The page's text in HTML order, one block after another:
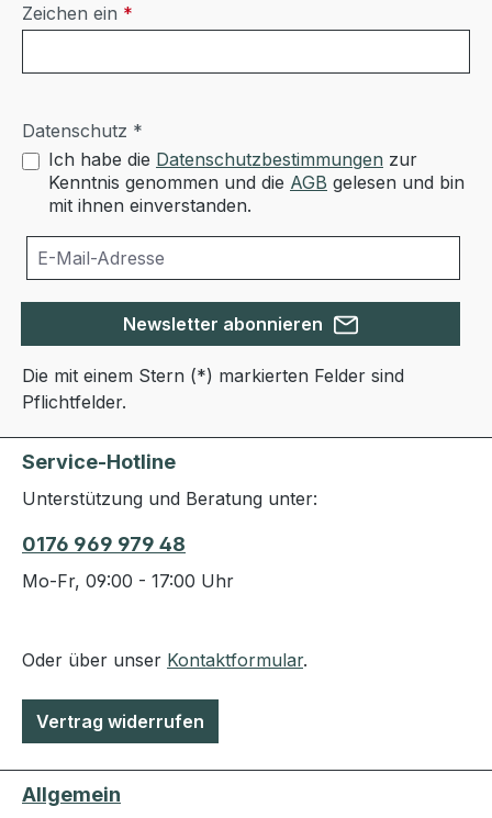
Zeichen ein *
Datenschutz *
Ich habe die Datenschutzbestimmungen zur
Kenntnis genommen und die AGB gelesen und bin
mit ihnen einverstanden.
Newsletter abonnieren
Die mit einem Stern (*) markierten Felder sind
Pflichtfelder.
Service-Hotline
Unterstützung und Beratung unter:
0176 969 979 48
Mo-Fr, 09:00 - 17:00 Uhr
Oder über unser Kontaktformular.
Vertrag widerrufen
Allgemein